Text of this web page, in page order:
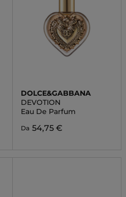
DOLCE&GABBANA
DEVOTION
Eau De Parfum
Da 54,75 €